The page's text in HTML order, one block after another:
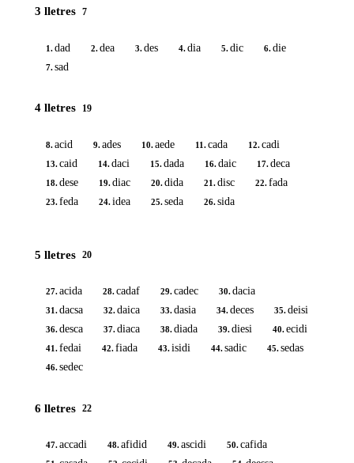
3 lletres 7
1.dad 2.dea 3.des 4.dia 5.dic 6.die
7.sad
4 lletres 19
8.acid 9.ades 10.aede 11.cada 12.cadi
13.caid 14.daci 15.dada 16.daic 17.deca
18.dese 19.diac 20.dida 21.disc 22.fada
23.feda 24.idea 25.seda 26.sida
5 lletres 20
27.acida 28.cadaf 29.cadec 30.dacia
31.dacsa 32.daica 33.dasia 34.deces 35.deisi
36.desca 37.diaca 38.diada 39.diesi 40.ecidi
41.fedai 42.fiada 43.isidi 44.sadic 45.sedas
46.sedec
6 lletres 22
47.accadi 48.afidid 49.ascidi 50.cafida